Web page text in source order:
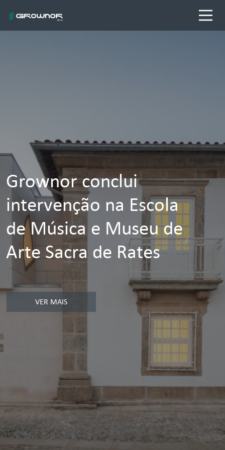
Grownor conclui
intervenção na Escola
de Música e Museu de
Arte Sacra de Rates
VER MAIS